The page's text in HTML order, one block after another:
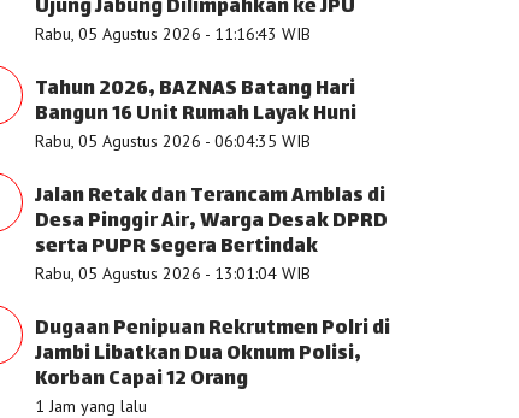
Ujung Jabung Dilimpahkan ke JPU
Rabu, 05 Agustus 2026 - 11:16:43 WIB
Tahun 2026, BAZNAS Batang Hari
Bangun 16 Unit Rumah Layak Huni
Rabu, 05 Agustus 2026 - 06:04:35 WIB
Jalan Retak dan Terancam Amblas di
Desa Pinggir Air, Warga Desak DPRD
serta PUPR Segera Bertindak
Rabu, 05 Agustus 2026 - 13:01:04 WIB
Dugaan Penipuan Rekrutmen Polri di
Jambi Libatkan Dua Oknum Polisi,
Korban Capai 12 Orang
1 Jam yang lalu